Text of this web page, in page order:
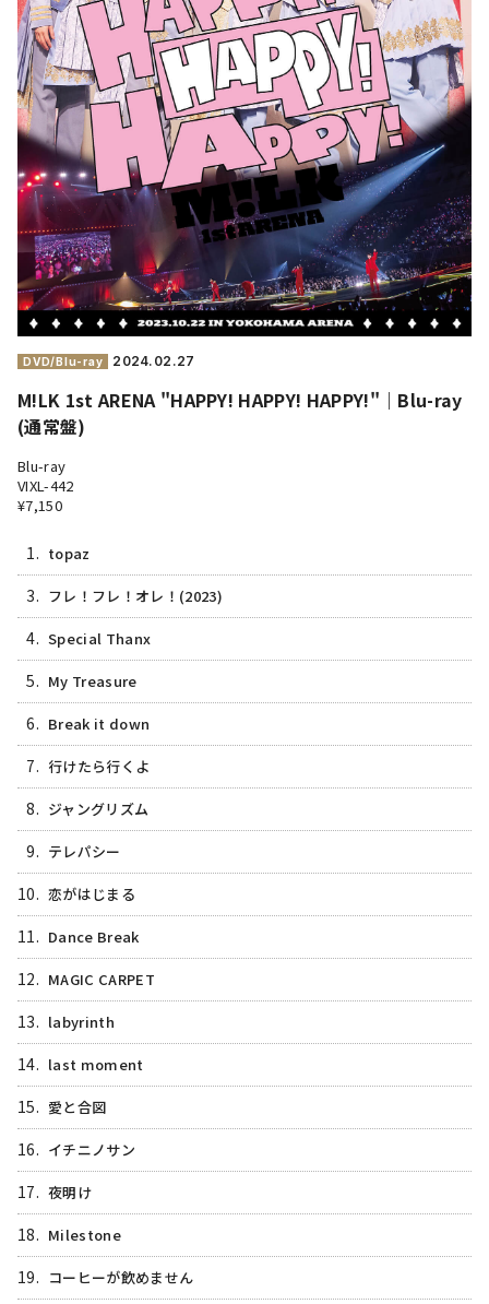
DVD/Blu-ray 2024. 02.27
M!LK 1st ARENA "HAPPY! HAPPY! HAPPY!"｜Blu-ray
(通常盤)
Blu-ray
VIXL-442
¥7,150
1. topaz
3. フレ！フレ！オレ！(2023)
4. Special Thanx
5. My Treasure
6. Break it down
7. 行けたら行くよ
8. ジャングリズム
9. テレパシー
10. 恋がはじまる
11. Dance Break
12. MAGIC CARPET
13. labyrinth
14. last moment
15. 愛と合図
16. イチニノサン
17. 夜明け
18. Milestone
19. コーヒーが飲めません